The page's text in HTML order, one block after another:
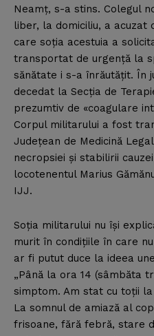
Neamţ, s-a stins. Colegul
liber, la domiciliu, a
care soţia acestuia a
transportat de urgenţă la
sănătate i s-a înrăutăţit. În
decedat la Secţia de
prezumtiv de «coagulare
Corpul militarului a fost
Judeţean de Medicină
necropsiei şi stabilirii
locotenentul Marius
IJJ.
Soţia militarului nu îşi
murit în condiţiile în care
ar fi putut duce la ideea
„Până la ora 14 (sâmbăta
simptom. Am stat cu toţii
La somnul de amiază al
frisoane, fără febră, stare